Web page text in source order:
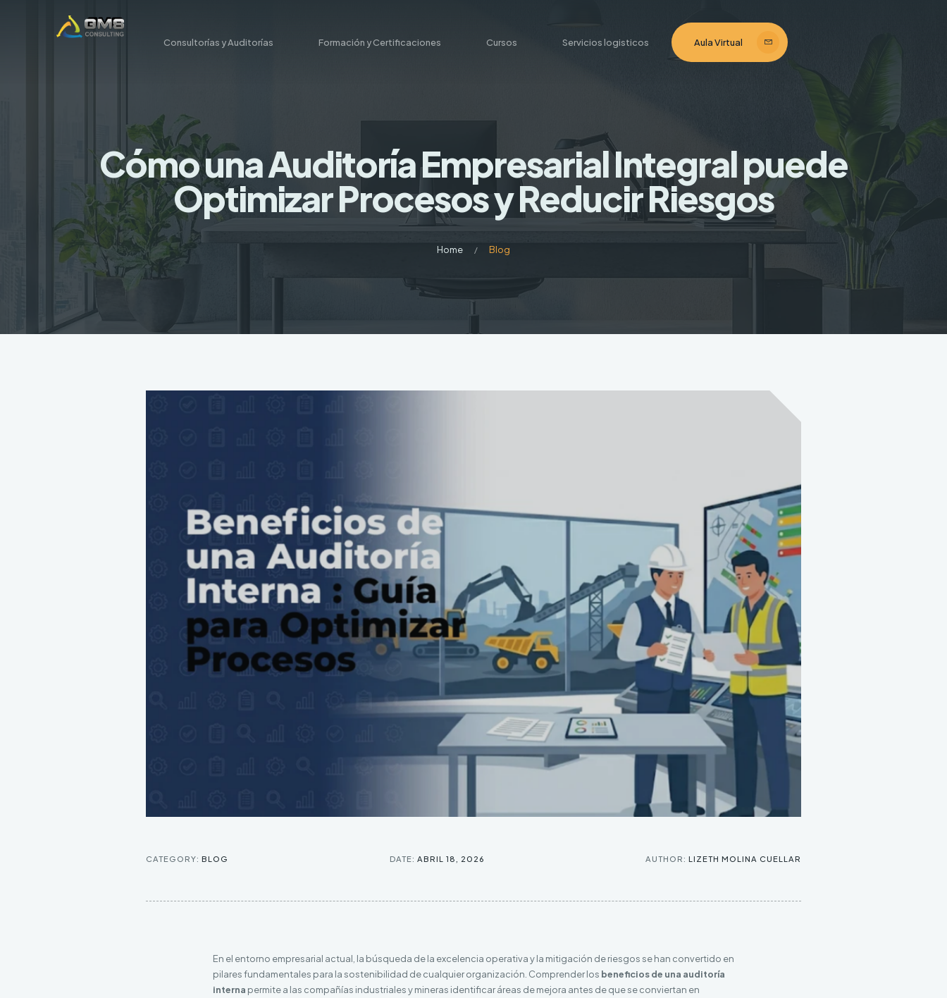
Consultorías y Auditorías Formación y Certificaciones Cursos Servicios logisticos Aula Virtual
Cómo una Auditoría Empresarial Integral puede
Optimizar Procesos y Reducir Riesgos
Home Blog
CATEGORY: BLOG DATE: ABRIL 18, 2026 AUTHOR: LIZETH MOLINA CUELLAR
En el entorno empresarial actual, la búsqueda de la excelencia operativa y la mitigación de riesgos se han convertido en
pilares fundamentales para la sostenibilidad de cualquier organización. Comprender los beneficios de una auditoría
interna permite a las compañías industriales y mineras identificar áreas de mejora antes de que se conviertan en